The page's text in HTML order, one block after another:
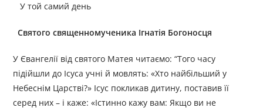
У той самий день
Святого священномученика Ігнатія Богоносця
У Євангелії від святого Матея читаємо: “Того часу
підійшли до Ісуса учні й мовлять: «Хто найбільший у
Небеснім Царстві?» Ісус покликав дитину, поставив її
серед них – і каже: «Істинно кажу вам: Якщо ви не